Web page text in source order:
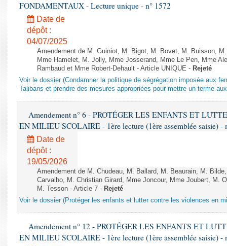
FONDAMENTAUX - Lecture unique - n° 1572
Date de
dépôt :
04/07/2025
Amendement de M. Guiniot, M. Bigot, M. Bovet, M. Buisson,
Mme Hamelet, M. Jolly, Mme Josserand, Mme Le Pen, Mme
Rambaud et Mme Robert-Dehault - Article UNIQUE - Rejeté
Voir le dossier (Condamner la politique de ségrégation imposée aux
Talibans et prendre des mesures appropriées pour mettre un terme
Amendement n° 6 - PROTÉGER LES ENFANTS ET
EN MILIEU SCOLAIRE - 1ère lecture (1ère assemblée saisie) -
Date de
dépôt :
19/05/2026
Amendement de M. Chudeau, M. Ballard, M. Beaurain, M.
Carvalho, M. Christian Girard, Mme Joncour, Mme Joubert, M.
M. Tesson - Article 7 - Rejeté
Voir le dossier (Protéger les enfants et lutter contre les violences en
Amendement n° 12 - PROTÉGER LES ENFANTS ET
EN MILIEU SCOLAIRE - 1ère lecture (1ère assemblée saisie) -